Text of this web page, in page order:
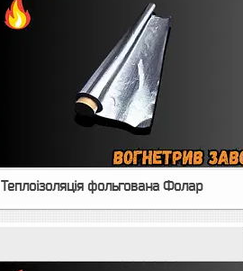
Теплоізоляція фольгована Фолар